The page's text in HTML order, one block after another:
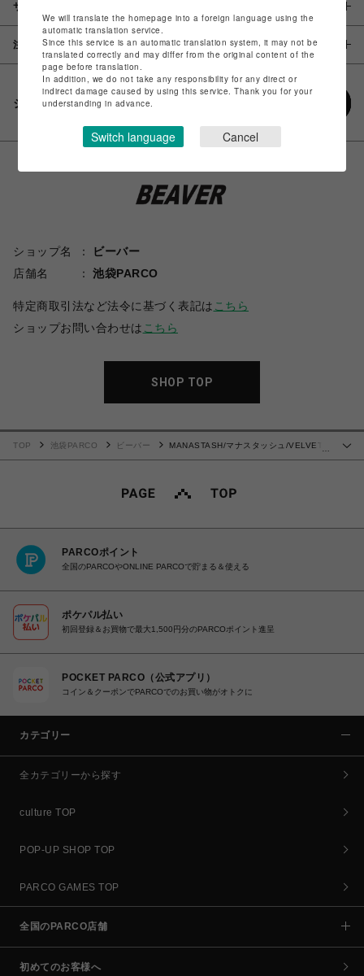
サイズ
注意事項
シェアする
ショップ名
ビーバー
店舗名
池袋PARCO
特定商取引法など法令に基づく表記は こちら
ショップお問い合わせは こちら
SHOP TOP
TOP 池袋PARCO ビーバー
MANASTASH/マナスタッシュ/VELVET
PARCOポイント
全国のPARCOやONLINE PARCOで貯まる＆使える
ポケパル払い
初回登録＆お買物で最大1,500円分のPARCOポイント進呈
POCKET PARCO（公式アプリ）
コイン＆クーポンでPARCOでのお買い物がオトクに
カテゴリー
全カテゴリーから探す
culture TOP
POP-UP SHOP TOP
PARCO GAMES TOP
全国のPARCO店舗
初めてのお客様へ
We will translate the homepage into a foreign language using the
automatic translation service.
Since this service is an automatic translation system, it may not be
translated correctly and may differ from the original content of the
page before translation.
In addition, we do not take any responsibility for any direct or
indirect damage caused by using this service. Thank you for your
understanding in advance.
Switch language Cancel